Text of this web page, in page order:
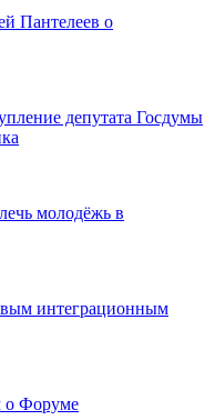
Пантелеев о
депутата Госдумы
молодёжь в
интеграционным
о Форуме